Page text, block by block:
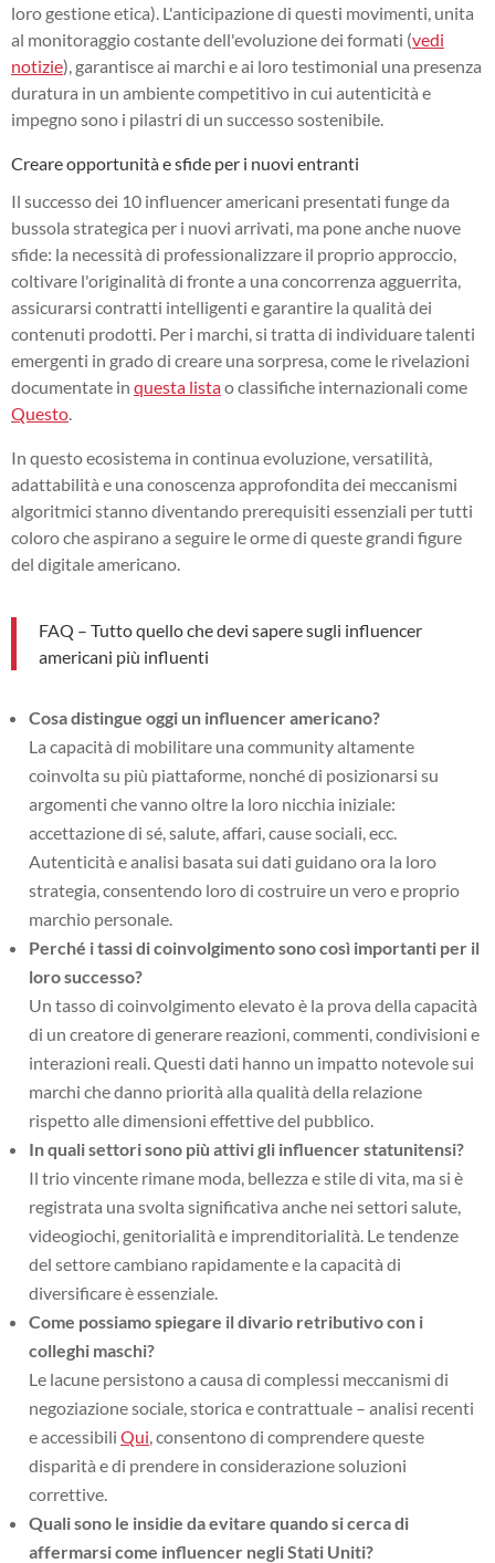
loro gestione etica). L'anticipazione di questi movimenti, unita
al monitoraggio costante dell'evoluzione dei formati (vedi
notizie), garantisce ai marchi e ai loro testimonial una presenza
duratura in un ambiente competitivo in cui autenticità e
impegno sono i pilastri di un successo sostenibile.
Creare opportunità e sfide per i nuovi entranti
Il successo dei 10 influencer americani presentati funge da
bussola strategica per i nuovi arrivati, ma pone anche nuove
sfide: la necessità di professionalizzare il proprio approccio,
coltivare l'originalità di fronte a una concorrenza agguerrita,
assicurarsi contratti intelligenti e garantire la qualità dei
contenuti prodotti. Per i marchi, si tratta di individuare talenti
emergenti in grado di creare una sorpresa, come le rivelazioni
documentate in questa listao classifiche internazionali come
Questo
In questo ecosistema in continua evoluzione, versatilità,
adattabilità e una conoscenza approfondita dei meccanismi
algoritmici stanno diventando prerequisiti essenziali per tutti
coloro che aspirano a seguire le orme di queste grandi figure
del digitale americano.
FAQ – Tutto quello che devi sapere sugli influencer
americani più influenti
Cosa distingue oggi un influencer americano?
La capacità di mobilitare una community altamente
coinvolta su più piattaforme, nonché di posizionarsi su
argomenti che vanno oltre la loro nicchia iniziale:
accettazione di sé, salute, affari, cause sociali, ecc.
Autenticità e analisi basata sui dati guidano ora la loro
strategia, consentendo loro di costruire un vero e proprio
marchio personale.
Perché i tassi di coinvolgimento sono così importanti per il
loro successo?
Un tasso di coinvolgimento elevato è la prova della capacità
di un creatore di generare reazioni, commenti, condivisioni e
interazioni reali. Questi dati hanno un impatto notevole sui
marchi che danno priorità alla qualità della relazione
rispetto alle dimensioni effettive del pubblico.
In quali settori sono più attivi gli influencer statunitensi?
Il trio vincente rimane moda, bellezza e stile di vita, ma si è
registrata una svolta significativa anche nei settori salute,
videogiochi, genitorialità e imprenditorialità. Le tendenze
del settore cambiano rapidamente e la capacità di
diversificare è essenziale.
Come possiamo spiegare il divario retributivo con i
colleghi maschi?
Le lacune persistono a causa di complessi meccanismi di
negoziazione sociale, storica e contrattuale – analisi recenti
e accessibili Qui , consentono di comprendere queste
disparità e di prendere in considerazione soluzioni
correttive.
Quali sono le insidie da evitare quando si cerca di
affermarsi come influencer negli Stati Uniti?